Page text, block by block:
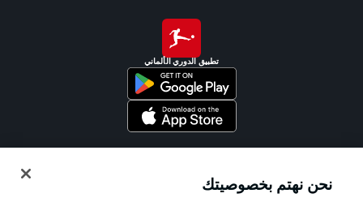
تطبيق الدوري الألماني
نحن نهتم بخصوصيتك